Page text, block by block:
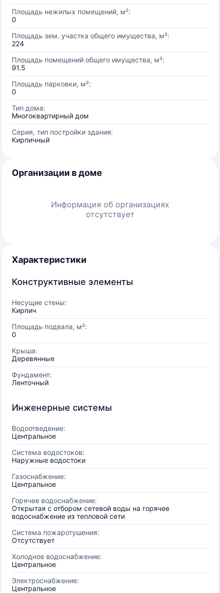
Площадь нежилых помещений, м²:
0
Площадь зем. участка общего имущества, м²:
224
Площадь помещений общего имущества, м²:
91.5
Площадь парковки, м²:
0
Тип дома:
Многоквартирный дом
Серия, тип постройки здания:
Кирпичный
Организации в доме
Информация об организациях
отсутствует
Характеристики
Конструктивные элементы
Несущие стены:
Кирпич
Площадь подвала, м²:
0
Крыша:
Деревянные
Фундамент:
Ленточный
Инженерные системы
Водоотведение:
Центральное
Система водостоков:
Наружные водостоки
Газоснабжение:
Центральное
Горячее водоснабжение:
Открытая с отбором сетевой воды на горячее
водоснабжение из тепловой сети
Система пожаротушения:
Отсутствует
Холодное водоснабжение:
Центральное
Электроснабжение:
Центральное